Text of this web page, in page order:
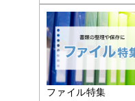
ファイル特集